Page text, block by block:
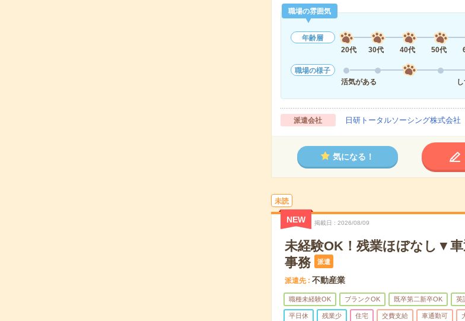
職場の雰囲気
年齢層
20代
30代 40代 50代
職場の様子
活気がある
派遣会社 日研トータルソーシング株式会
気になる！
未読
NEW 掲載日 2026/08/09
未経験OK！残業ほぼなし▼
事務
派遣
派遣先 不動産業
職種未経験OK ブランクOK 既卒第二新卒OK 英
平日休 残業少 住宅 交費支給 車通勤可